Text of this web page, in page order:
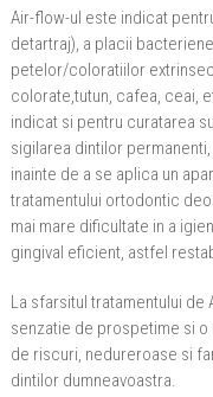
Air-flow-ul este indicat
detartraj), a placii
petelor/coloratiilor
colorate,tutun, cafea, ceai,
indicat si pentru curatarea
sigilarea dintilor
inainte de a se aplica un
tratamentului ortodontic
mai mare dificultate in a
gingival eficient, astfel
La sfarsitul tratamentului de
senzatie de prospetime si
de riscuri, nedureroase si
dintilor dumneavoastra.